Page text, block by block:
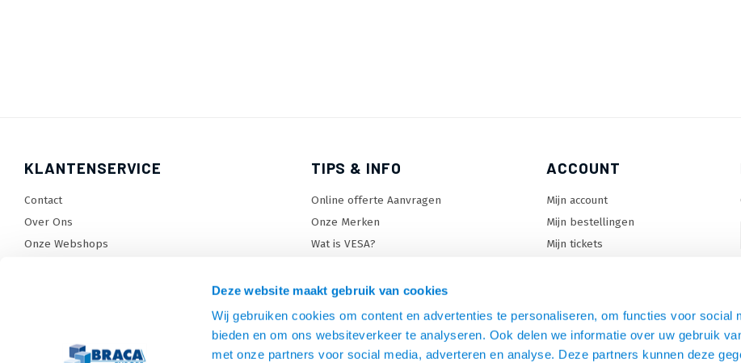
Deze website maakt gebruik van cookies
Wij gebruiken cookies om content en advertenties te personaliseren, om functies voor social
bieden en om ons websiteverkeer te analyseren. Ook delen we informatie over uw gebruik
met onze partners voor social media, adverteren en analyse. Deze partners kunnen deze
KLANTENSERVICE
Contact
Over Ons
Onze Webshops
Betaalmethoden en voorwaarden
TIPS & INFO
Online offerte Aanvragen
Onze Merken
Wat is VESA?
TV standaard keuzehulp
TV lift keuzehulp
Monitorarm keuzehulp
SiteMap
ACCOUNT
Mijn account
Mijn bestellingen
Mijn tickets